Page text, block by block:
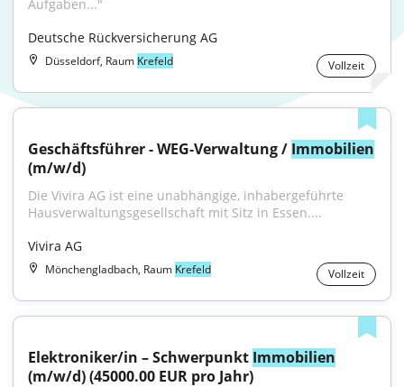
Aufgaben..."
Deutsche Rückversicherung AG
Düsseldorf, Raum Krefeld Vollzeit
Geschäftsführer - WEG-Verwaltung / Immobilien
(m/w/d)
Die Vivira AG ist eine unabhängige, inhabergeführte
Hausverwaltungsgesellschaft mit Sitz in Essen....
Vivira AG
Mönchengladbach, Raum Krefeld Vollzeit
Elektroniker/in – Schwerpunkt Immobilien
(m/w/d) (45000.00 EUR pro Jahr)